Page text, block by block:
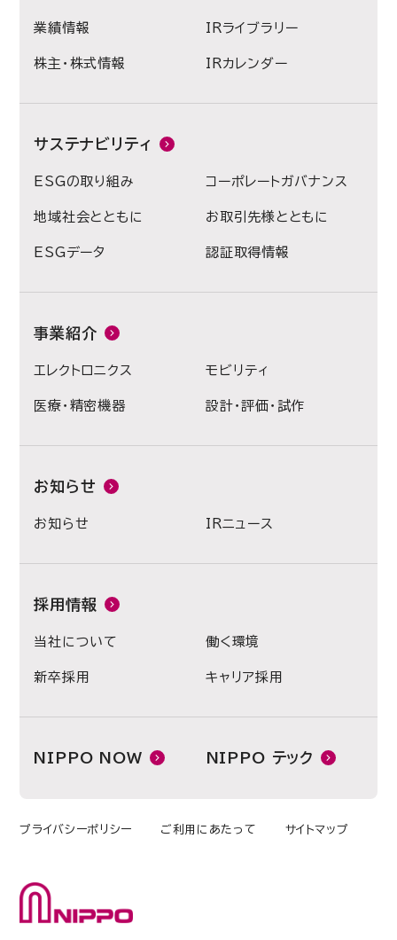
業績情報 IRライブラリー
株主・株式情報 IRカレンダー
サステナビリティ
ESGの取り組み コーポレートガバナンス
地域社会とともに お取引先様とともに
ESGデータ 認証取得情報
事業紹介
エレクトロニクス モビリティ
医療・精密機器 設計・評価・試作
お知らせ
お知らせ IRニュース
採用情報
当社について 働く環境
新卒採用 キャリア採用
NIPPO NOW NIPPO テック
プライバシーポリシー ご利用にあたって サイトマップ